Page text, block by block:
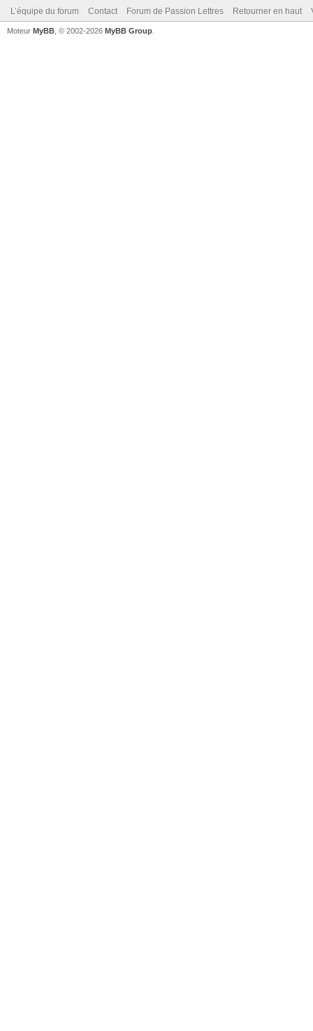
L’équipe du forum Contact Forum de Passion Lettres Retourner en haut
Moteur MyBB , © 2002-2026 MyBB Group